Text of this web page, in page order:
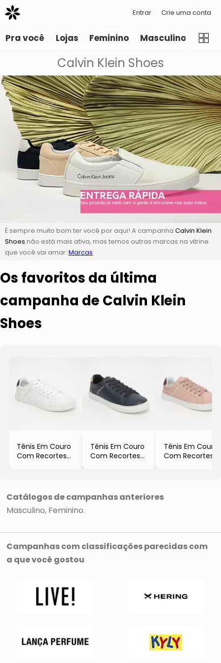
Entrar Crie uma conta
Pra você Lojas Feminino Masculino
Calvin Klein Shoes
É sempre muito bom ter você por aqui! A campanha Calvin Klein
Shoes não está mais ativa, mas temos outras marcas na vitrine
que você vai amar: Marcas
Os favoritos da última
campanha de Calvin Klein
Shoes
Tênis Em Couro
Com Recortes
Tênis Em Couro
Com Recortes
Tênis Em Couro
Com Recortes
Catálogos de campanhas anteriores
Masculino Feminino
Campanhas com classificações parecidas com
a que você gostou